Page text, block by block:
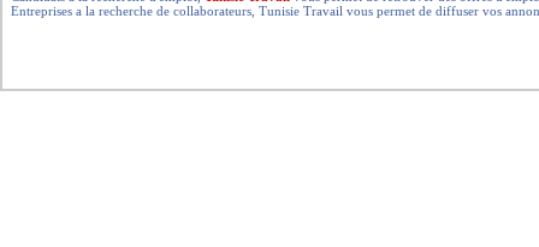
Entreprises a la recherche de collaborateurs, Tunisie Travail vous permet de diffuser vos